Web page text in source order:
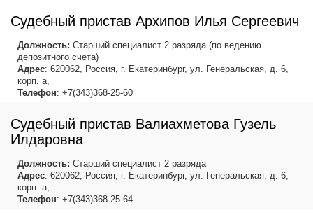
Судебный пристав Архипов Илья Сергеевич
Должность: Старший специалист 2 разряда (по ведению
депозитного счета)
Адрес: 620062, Россия, г. Екатеринбург, ул. Генеральская, д. 6,
корп. а,
Телефон: +7(343)368-25-60
Судебный пристав Валиахметова Гузель
Илдаровна
Должность: Старший специалист 2 разряда
Адрес: 620062, Россия, г. Екатеринбург, ул. Генеральская, д. 6,
корп. а,
Телефон: +7(343)368-25-64